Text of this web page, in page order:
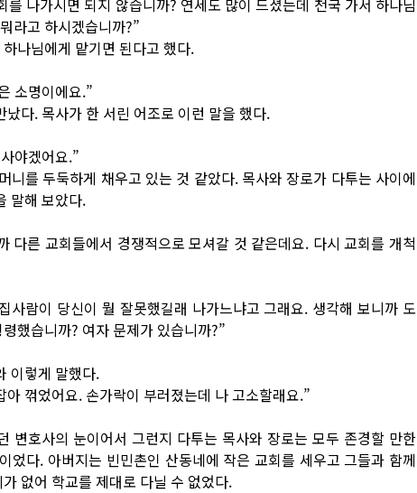
나가시면 되지 않습니까? 연세도 많이 드셨는데 천국 가서 하나님
라고 하시겠습니까?”
나님에게 맡기면 된다고 했다.
소명이에요.”
다. 목사가 한 서린 어조로 이런 말을 했다.
야겠어요.”
를 두둑하게 채우고 있는 것 같았다. 목사와 장로가 다투는 사이에
말해 보았다.
다른 교회들에서 경쟁적으로 모셔갈 것 같은데요. 다시 교회를 개척
사람이 당신이 뭘 잘못했길래 나가느냐고 그래요. 생각해 보니까 도
했습니까? 여자 문제가 있습니까?”
이렇게 말했다.
꺾었어요. 손가락이 부러졌는데 나 고소할래요.”
변호사의 눈이어서 그런지 다투는 목사와 장로는 모두 존경할 만한
었다. 아버지는 빈민촌인 산동네에 작은 교회를 세우고 그들과 함께
없어 학교를 제대로 다닐 수 없었다.